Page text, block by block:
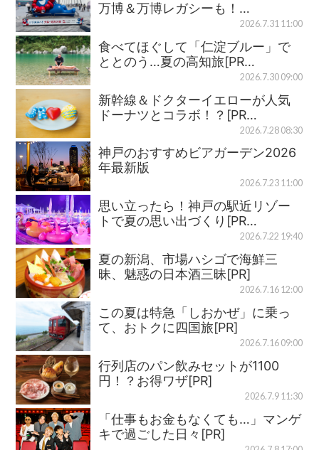
万博＆万博レガシーも！…
2026.7.31 11:00
食べてほぐして「仁淀ブルー」で
ととのう…夏の高知旅[PR…
2026.7.30 09:00
新幹線＆ドクターイエローが人気
ドーナツとコラボ！？[PR…
2026.7.28 08:30
神戸のおすすめビアガーデン2026
年最新版
2026.7.23 11:00
思い立ったら！神戸の駅近リゾー
トで夏の思い出づくり[PR…
2026.7.22 19:40
夏の新潟、市場ハシゴで海鮮三
昧、魅惑の日本酒三昧[PR]
2026.7.16 12:00
この夏は特急「しおかぜ」に乗っ
て、おトクに四国旅[PR]
2026.7.16 09:00
行列店のパン飲みセットが1100
円！？お得ワザ[PR]
2026.7.9 11:30
「仕事もお金もなくても…」マンゲ
キで過ごした日々[PR]